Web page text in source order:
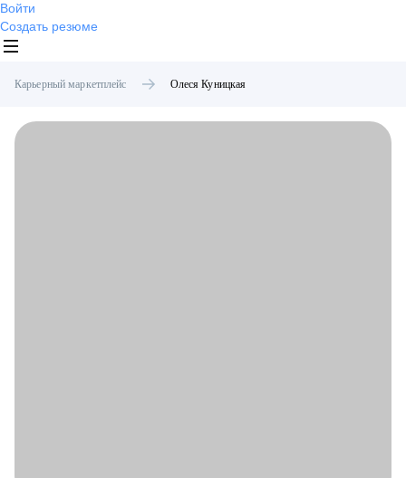
Войти
Создать резюме
Карьерный маркетплейс Олеся Куницкая